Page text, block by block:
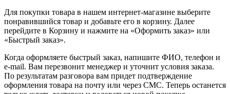
Для покупки товара в нашем интернет-магазине выберите
понравившийся товар и добавьте его в корзину. Далее
перейдите в Корзину и нажмите на «Оформить заказ» или
«Быстрый заказ».
Когда оформляете быстрый заказ, напишите ФИО, телефон и
e-mail. Вам перезвонит менеджер и уточнит условия заказа.
По результатам разговора вам придет подтверждение
оформления товара на почту или через СМС. Теперь останется